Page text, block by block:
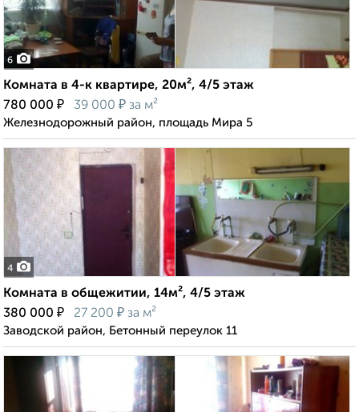
6
Комната в 4-к квартире, 20м², 4/5 этаж
780 000 ₽ 39 000 ₽ за м²
Железнодорожный район, площадь Мира 5
4
Комната в общежитии, 14м², 4/5 этаж
380 000 ₽ 27 200 ₽ за м²
Заводской район, Бетонный переулок 11